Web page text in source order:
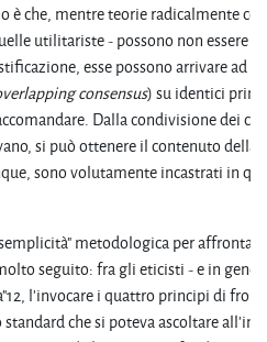
è che, mentre teorie radicalmente
utilitariste - possono non essere
esse possono arrivare ad
consensus) su identici
Dalla condivisione dei
si può ottenere il contenuto della
sono volutamente incastrati in
metodologica per
seguito: fra gli eticisti - e in
l'invocare i quattro principi di
che si poteva ascoltare